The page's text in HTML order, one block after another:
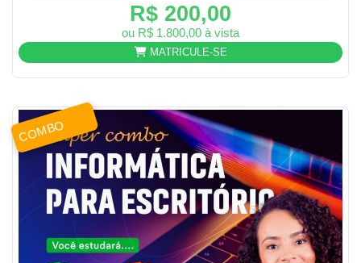
R$ 200,00
ou R$ 1.800,00 à vista
MATRICULE-SE
COMBO